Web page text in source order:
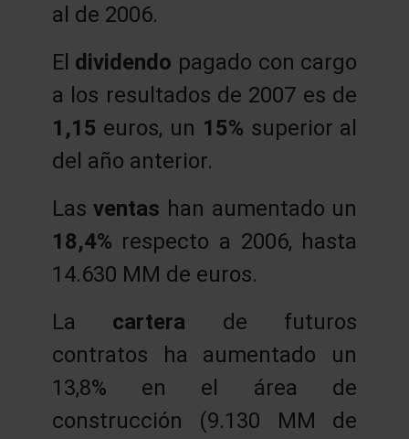
al de 2006.
El dividendo pagado con cargo
a los resultados de 2007 es de
1,15 euros, un 15% superior al
del año anterior.
Lasventas han aumentado un
18,4% respecto a 2006, hasta
14.630 MM de euros.
La cartera de futuros
contratos ha aumentado un
13,8% en el área de
construcción (9.130 MM de